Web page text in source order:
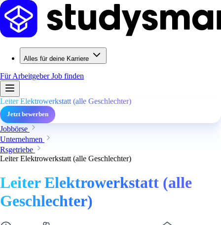
Alles für deine Karriere
Für ArbeitgeberJob finden
Leiter Elektrowerkstatt (alle Geschlechter)
Jetzt bewerben
Jobbörse
Unternehmen
Rsgetriebe
Leiter Elektrowerkstatt (alle Geschlechter)
Leiter Elektrowerkstatt (alle
Geschlechter)